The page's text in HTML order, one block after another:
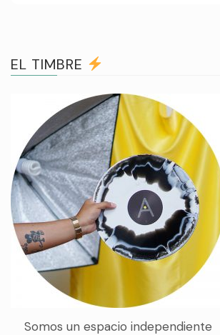
EL TIMBRE
Somos un espacio independiente